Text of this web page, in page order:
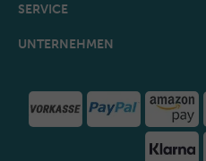
SERVICE
UNTERNEHMEN